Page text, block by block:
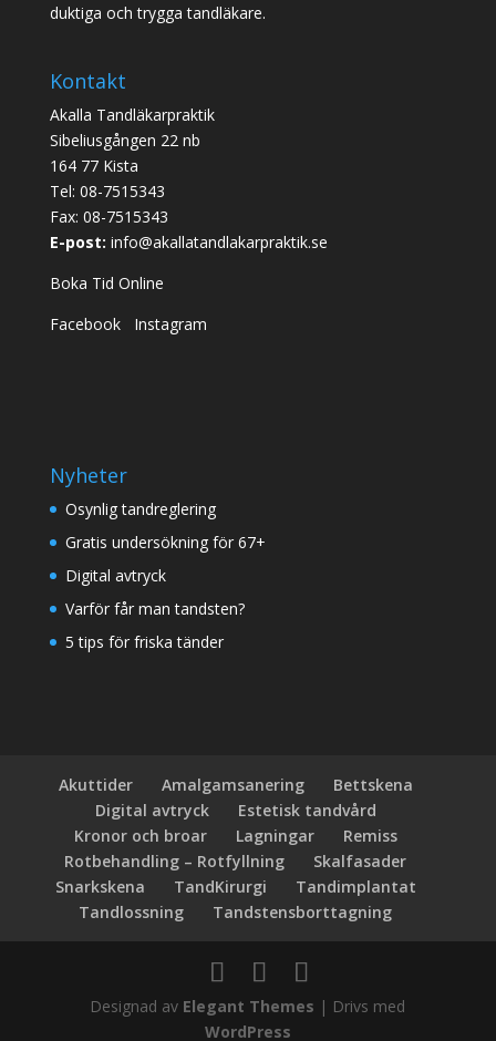
duktiga och trygga tandläkare.
Kontakt
Akalla Tandläkarpraktik
Sibeliusgången 22 nb
164 77 Kista
Tel: 08-7515343
Fax: 08-7515343
E-post: info@akallatandlakarpraktik.se
Boka Tid Online
Facebook
Instagram
Nyheter
Osynlig tandreglering
Gratis undersökning för 67+
Digital avtryck
Varför får man tandsten?
5 tips för friska tänder
Akuttider Amalgamsanering
Bettskena
Digital avtryck
Estetisk tandvård
Kronor och broar
Lagningar
Remiss
Rotbehandling – Rotfyllning
Skalfasader
Snarkskena
TandKirurgi
Tandimplantat
Tandlossning
Tandstensborttagning
Designad av Elegant Themes | Drivs med
WordPress